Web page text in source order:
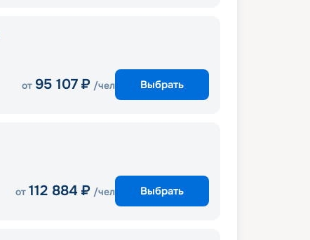
от 95 107 ₽ /чел Выбрать
от 112 884 ₽ /чел Выбрать